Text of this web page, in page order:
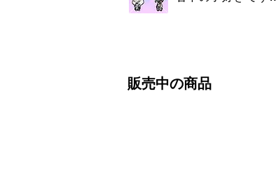
販売中の商品